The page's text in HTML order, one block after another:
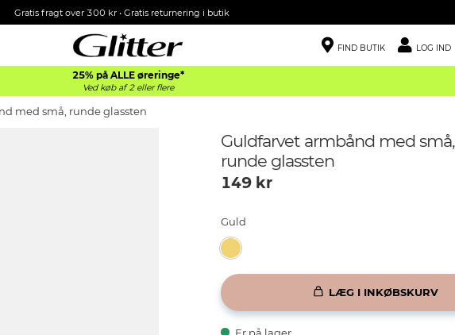
Gratis fragt over 300 kr • Gratis returnering i butik
FIND BUTIK LOG IND
25% på ALLE øreringe*
Ved køb af 2 eller flere
med små, runde glassten
Guldfarvet armbånd med små,
runde glassten
149kr
Guld
LÆG I INKØBSKURV